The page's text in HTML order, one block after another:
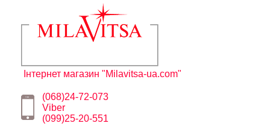
Інтернет магазин "Milavitsa-ua.com"
(068)24-72-073
Viber
(099)25-20-551